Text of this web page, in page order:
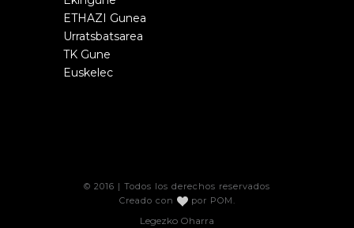
ETHAZI Gunea
Urratsbatsarea
TK Gune
Euskelec
© 2016 | Todos los derechos reservados
Creado con
por POM .
Legezko Oharra